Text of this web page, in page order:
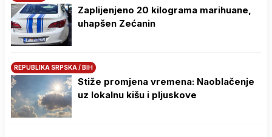
Zaplijenjeno 20 kilograma marihuane,
uhapšen Zećanin
REPUBLIKA SRPSKA / BIH
Stiže promjena vremena: Naoblačenje
uz lokalnu kišu i pljuskove